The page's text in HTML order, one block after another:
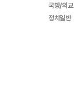
국방/외교
정치일반